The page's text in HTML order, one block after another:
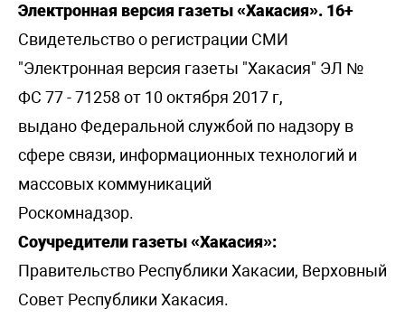
Электронная версия газеты «Хакасия». 16+
Свидетельство о регистрации СМИ
"Электронная версия газеты "Хакасия" ЭЛ №
ФС 77 - 71258 от 10 октября 2017 г,
выдано Федеральной службой по надзору в
сфере связи, информационных технологий и
массовых коммуникаций
Роскомнадзор.
Соучредители газеты «Хакасия»:
Правительство Республики Хакасии, Верховный
Совет Республики Хакасия.